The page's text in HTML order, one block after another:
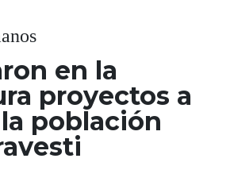
la Docta
Deportes
diverse
independiente
Nacionales
María y zona
Francisco y zona
Traslasierra
/ Carlos Paz
Alta Gracia
Marcos Juárez
en la
proyectos a
población